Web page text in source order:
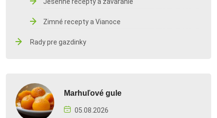
Zimné recepty a Vianoce
Rady pre gazdinky
Marhuľové gule
05.08.2026